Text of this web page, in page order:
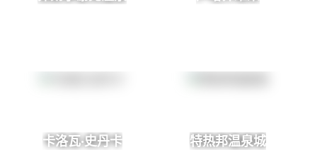
卡洛瓦·史丹卡 特热邦温泉城